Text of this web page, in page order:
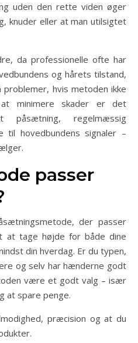
uden den rette viden øger
knuder eller at man utilsigtet
da professionelle ofte har
og hårets tilstand,
hvis metoden ikke
at minimere skader er det
påsætning, regelmæssig
til hovedbundens signaler –
passer
der passer
tage højde for både dine
din hverdag. Er du typen,
og selv har hænderne godt
være et godt valg – især
at spare penge.
præcision og at du